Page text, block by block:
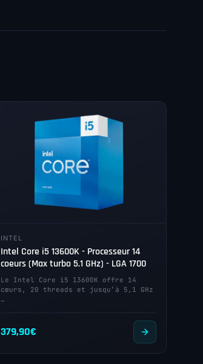
INTEL
Intel Core i5 13600K - Processeur 14
coeurs (Max turbo 5.1 GHz) - LGA 1700
Le Intel Core i5 13600K offre 14
cœurs, 20 threads et jusqu’à 5,1 GHz
…
379,90€